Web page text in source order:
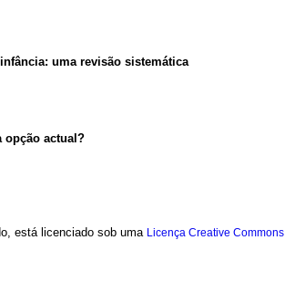
: uma revisão sistemática
opção actual?
está licenciado sob uma Licença Creative Commons